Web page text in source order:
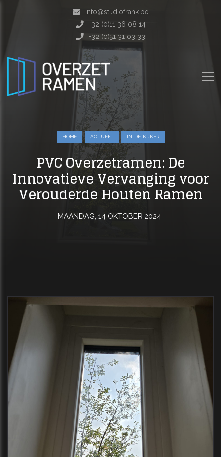
info@studiofrank.be
+32 (0)11 36 08 14
+32 (0)51 31 03 33
HOME ACTUEEL IN-DE-KIJKER
PVC Overzetramen: De
Innovatieve Vervanging voor
Verouderde Houten Ramen
MAANDAG, 14 OKTOBER 2024